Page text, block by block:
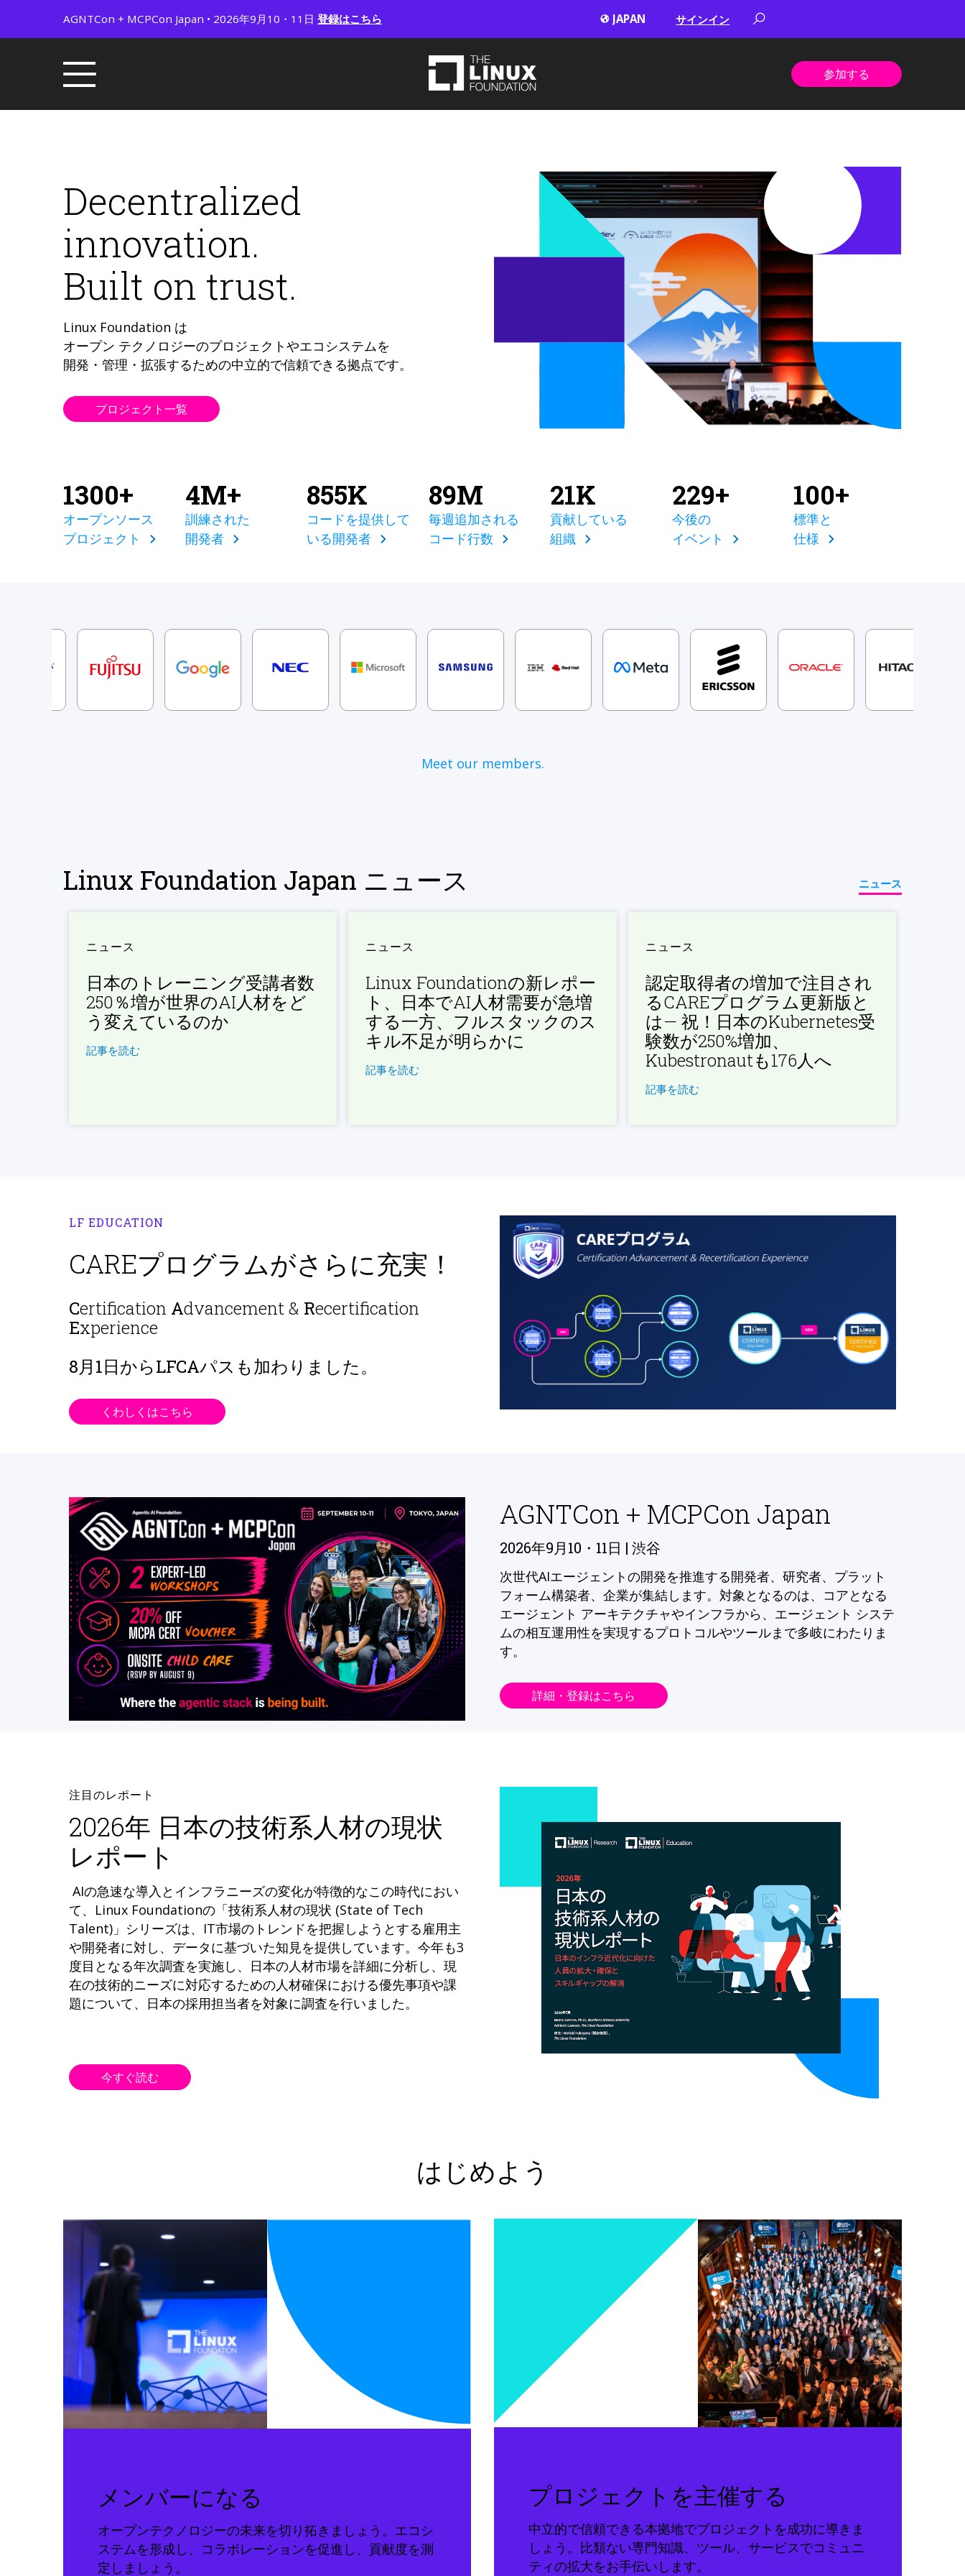
AGNTCon + MCPCon Japan • 2026年9月10・11日 登録はこちら サインイン
参加する
Decentralized
innovation.
Built on trust.
Linux Foundation は
オープン テクノロジーのプロジェクトやエコシステムを
開発・管理・拡張するための中立的で信頼できる拠点です。
プロジェクト一覧
1300+
オープンソース
プロジェクト
4M+
訓練された
開発者
855K
コードを提供して
いる開発者
89M
毎週追加される
コード行数
21K
貢献している
組織
229+
今後の
イベント
100+
標準と
仕様
Meet our members.
Linux Foundation Japan ニュース ニュース
ニュース
日本のトレーニング受講者数
250％増が世界のAI人材をど
う変えているのか
記事を読む
ニュース
Linux Foundationの新レポー
ト、日本でAI人材需要が急増
する一方、フルスタックのス
キル不足が明らかに
記事を読む
ニュース
認定取得者の増加で注目され
るCAREプログラム更新版と
は— 祝！日本のKubernetes受
験数が250%増加、
Kubestronautも176人へ
記事を読む
LF EDUCATION
CAREプログラムがさらに充実！
Certification Advancement & Recertification
Experience
8月1日からLFCAパスも加わりました。
くわしくはこちら
AGNTCon + MCPCon Japan
2026年9月10・11日 | 渋谷
次世代AIエージェントの開発を推進する開発者、研究者、プラット
フォーム構築者、企業が集結します。対象となるのは、コアとなる
エージェント アーキテクチャやインフラから、エージェント システ
ムの相互運用性を実現するプロトコルやツールまで多岐にわたりま
す。
詳細・登録はこちら
注目のレポート
2026年 日本の技術系人材の現状
レポート
AIの急速な導入とインフラニーズの変化が特徴的なこの時代におい
て、Linux Foundationの「技術系人材の現状 (State of Tech
Talent)」シリーズは、IT市場のトレンドを把握しようとする雇用主
や開発者に対し、データに基づいた知見を提供しています。今年も3
度目となる年次調査を実施し、日本の人材市場を詳細に分析し、現
在の技術的ニーズに対応するための人材確保における優先事項や課
題について、日本の採用担当者を対象に調査を行いました。
今すぐ読む
はじめよう
メンバーになる
オープンテクノロジーの未来を切り拓きましょう。エコシ
ステムを形成し、コラボレーションを促進し、貢献度を測
定しましょう。
プロジェクトを主催する
中立的で信頼できる本拠地でプロジェクトを成功に導きま
しょう。比類ない専門知識、ツール、サービスでコミュニ
ティの拡大をお手伝いします。